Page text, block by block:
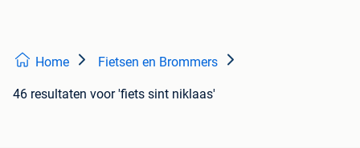
Home Fietsen en Brommers
46 resultaten voor 'fiets sint niklaas'